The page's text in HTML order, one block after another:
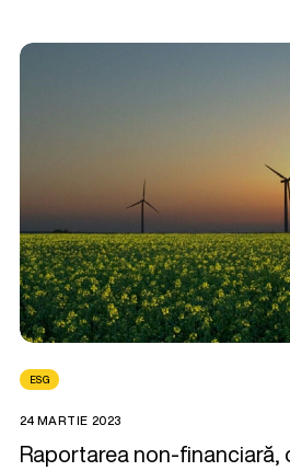
ESG
24 MARTIE 2023
Raportarea non-financiară,